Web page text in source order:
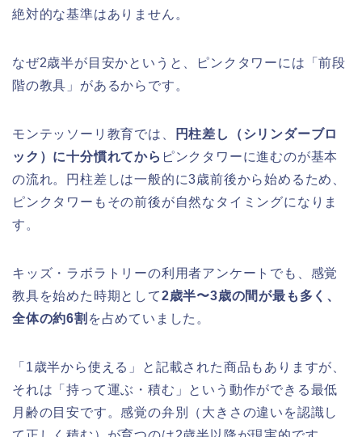
絶対的な基準はありません。
なぜ2歳半が目安かというと、ピンクタワーには「前段
階の教具」があるからです。
モンテッソーリ教育では、
円柱差し（シリンダーブロ
ック）に十分慣れてから ピンクタワーに進むのが基本
の流れ。円柱差しは一般的に3歳前後から始めるため、
ピンクタワーもその前後が自然なタイミングになりま
す。
キッズ・ラボラトリーの利用者アンケートでも、感覚
教具を始めた時期として2歳半〜3歳の間が最も多く、
全体の約6割 を占めていました。
「1歳半から使える」と記載された商品もありますが、
それは「持って運ぶ・積む」という動作ができる最低
月齢の目安です。感覚の弁別（大きさの違いを認識し